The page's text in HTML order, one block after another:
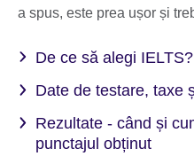
a spus, este prea ușor și
De ce să alegi IELTS?
Date de testare, taxe
Rezultate - când și
punctajul obținut